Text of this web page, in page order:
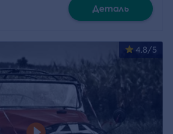
Деталь
4.8/5